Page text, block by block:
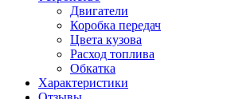
Двигатели
Коробка передач
Цвета кузова
Расход топлива
Обкатка
Характеристики